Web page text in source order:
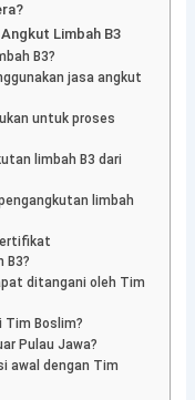
Limbah B3
B3?
jasa angkut
untuk proses
limbah B3 dari
limbah
B3?
ditangani oleh Tim
Tim Boslim?
Pulau Jawa?
awal dengan Tim